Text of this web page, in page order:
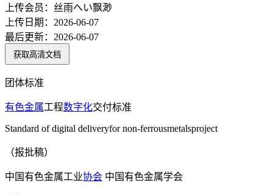
上传会员： 丝雨へい飘渺
上传日期： 2026-06-07
最后更新： 2026-06-07
获取高清文档
团体标准
有色金属工程数字化交付标准
Standard of digital deliveryfor non-ferrousmetalsproject
（报批稿）
中国有色金属工业协会 中国有色金属学会